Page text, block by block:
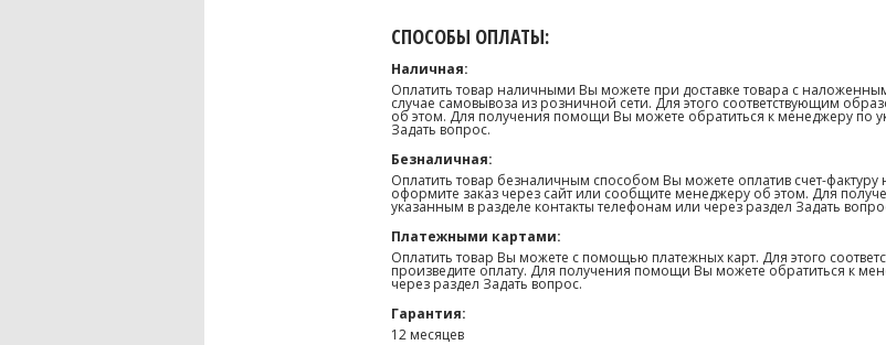
СПОСОБЫ ОПЛАТЫ:
Наличная:
Оплатить товар наличными Вы можете при доставке товара с
случае самовывоза из розничной сети. Для этого соответствующим
об этом. Для получения помощи Вы можете обратиться к менеджеру по
Задать вопрос.
Безналичная:
Оплатить товар безналичным способом Вы можете оплатив счет-
оформите заказ через сайт или сообщите менеджеру об этом. Для
указанным в разделе контакты телефонам или через раздел Задать
Платежными картами:
Оплатить товар Вы можете с помощью платежных карт. Для этого
произведите оплату. Для получения помощи Вы можете обратиться к
через раздел Задать вопрос.
Гарантия:
12 месяцев